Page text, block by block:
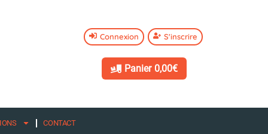
Connexion S'inscrire
Panier 0,00€
CONTACT